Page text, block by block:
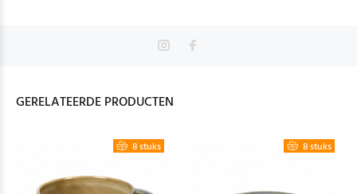
GERELATEERDE PRODUCTEN
8 stuks 8 stuks